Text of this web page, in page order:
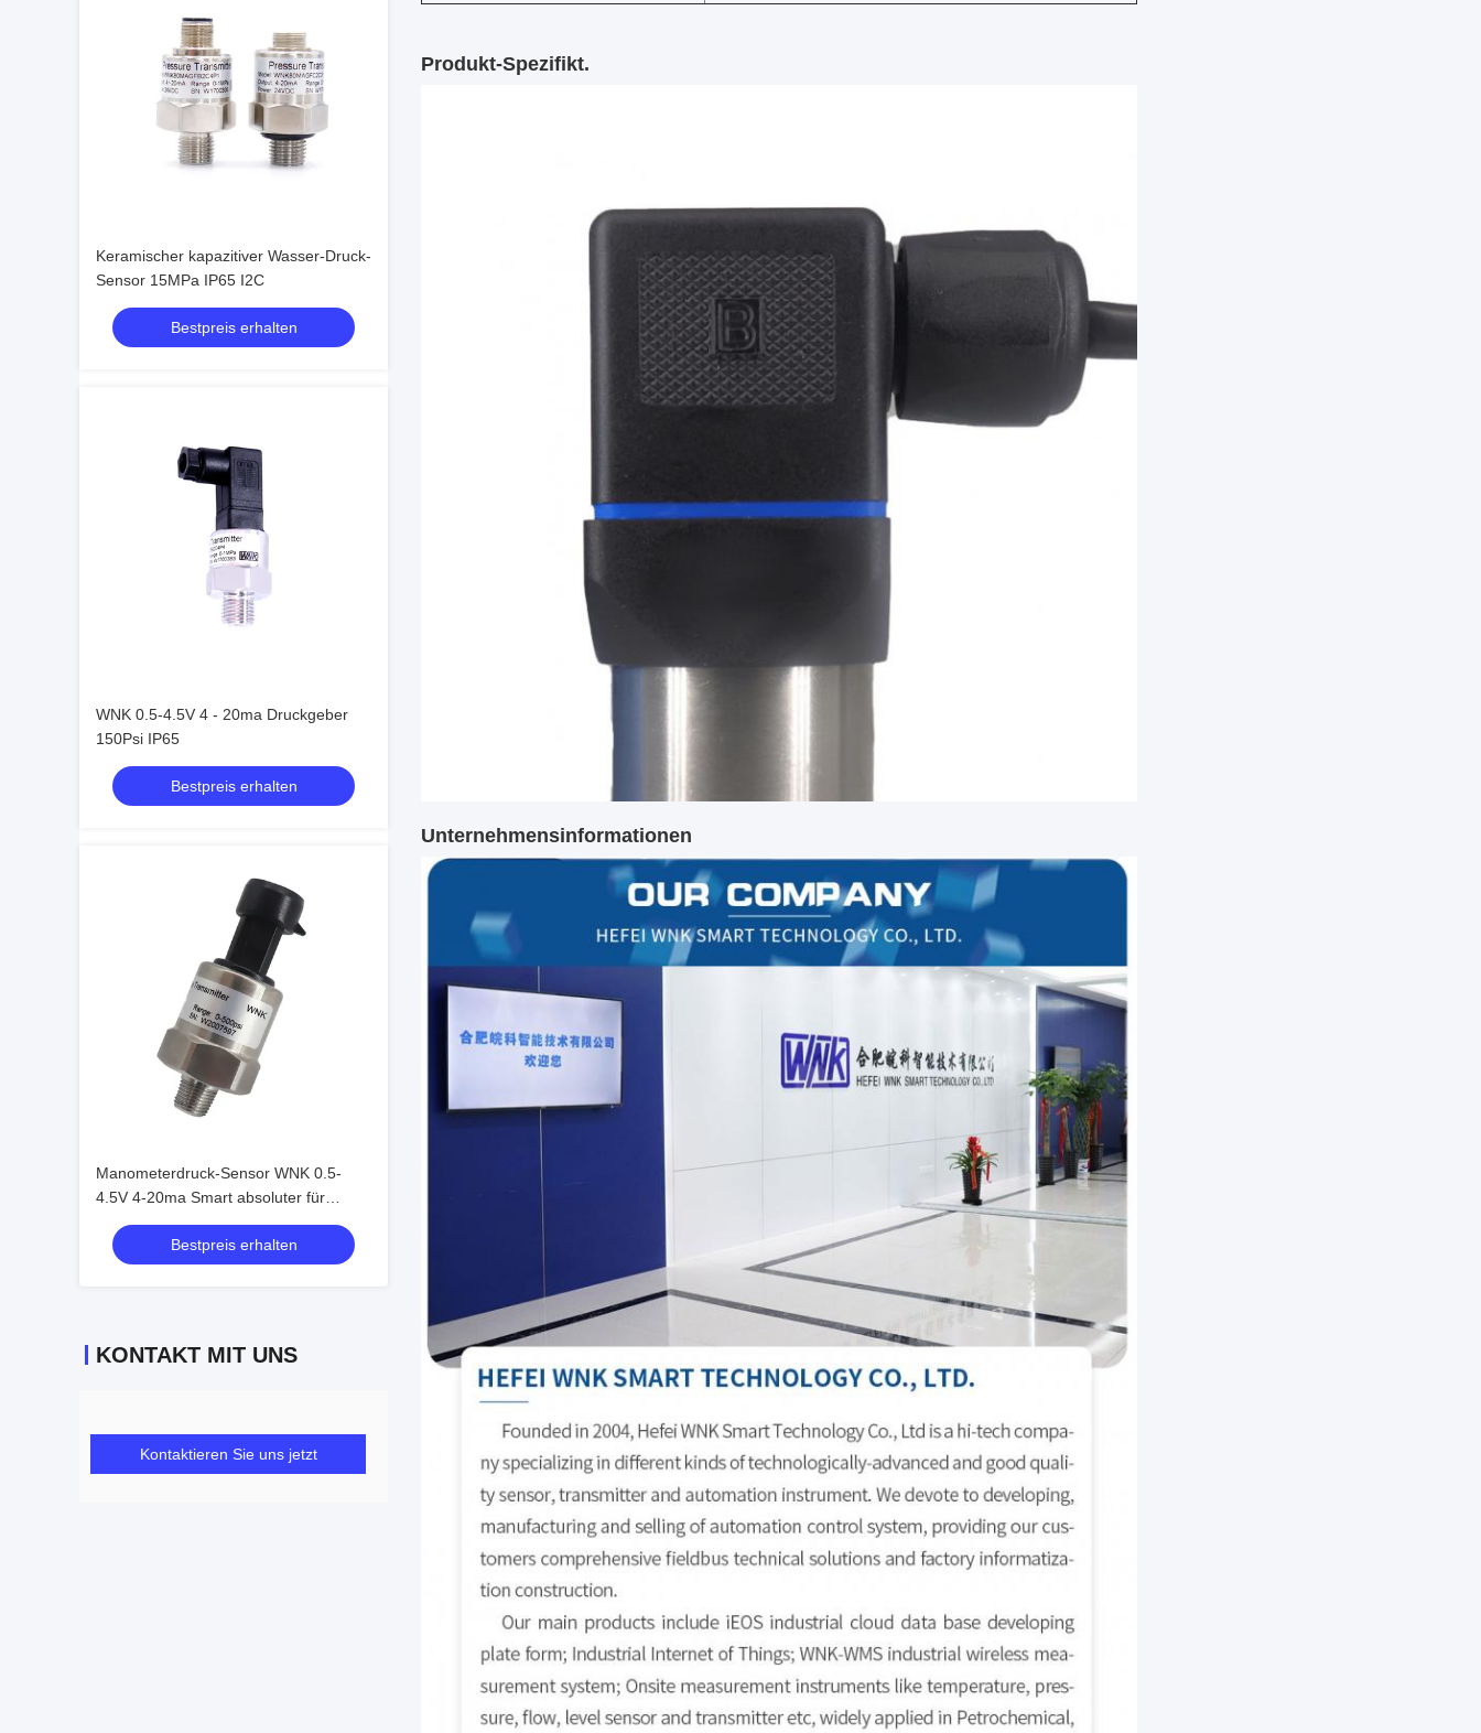
Keramischer kapazitiver Wasser-Druck-
Sensor 15MPa IP65 I2C
Bestpreis erhalten
WNK 0.5-4.5V 4 - 20ma Druckgeber
150Psi IP65
Bestpreis erhalten
Manometerdruck-Sensor WNK 0.5-
4.5V 4-20ma Smart absoluter für
Wasser-Luft-Öl
Bestpreis erhalten
KONTAKT MIT UNS
Kontaktieren Sie uns jetzt
Produkt-Spezifikt.
Unternehmensinformationen